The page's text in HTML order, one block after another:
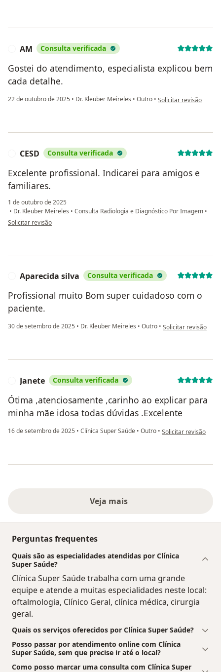
AM Consulta verificada
Gostei do atendimento, especialista explicou bem
cada detalhe.
22 de outubro de 2025 • Dr. Kleuber Meireles • Outro • na opinião do
Solicitar revisão
CESD Consulta verificada
Excelente profissional. Indicarei para amigos e
familiares.
1 de outubro de 2025
• Dr. Kleuber Meireles • Consulta Radiologia e Diagnóstico Por Imagem •
na opinião do utilizador CESD
Solicitar revisão
Aparecida silva Consulta verificada
Profissional muito Bom super cuidadoso com o
paciente.
30 de setembro de 2025 • Dr. Kleuber Meireles • Outro • na opinião do
Solicitar revisão
Janete Consulta verificada
Ótima ,atenciosamente ,carinho ao explicar para
minha mãe idosa todas dúvidas .Excelente
16 de setembro de 2025 • Clínica Super Saúde • Outro • na opinião do
Solicitar revisão
Veja mais
Perguntas frequentes
Quais são as especialidades atendidas por Clínica
Super Saúde?
Clínica Super Saúde trabalha com uma grande
equipe e atende a muitas especialidades neste local:
oftalmologia, Clínico Geral, clínica médica, cirurgia
geral.
Quais os serviços oferecidos por Clínica Super Saúde?
Posso passar por atendimento online com Clínica
Super Saúde, sem que precise ir até o local?
Como posso marcar uma consulta com Clínica Super